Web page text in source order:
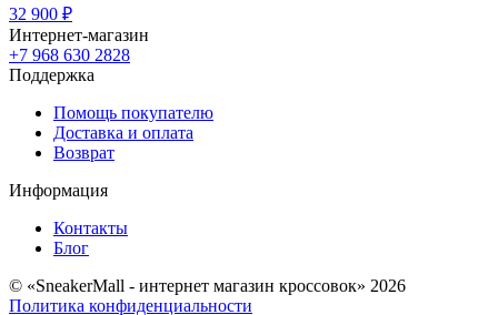
32 900 ₽
Интернет-магазин
+7 968 630 2828
Поддержка
Помощь покупателю
Доставка и оплата
Возврат
Информация
Контакты
Блог
© «SneakerMall - интернет магазин кроссовок» 2026
Политика конфиденциальности